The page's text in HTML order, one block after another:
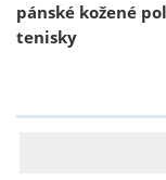
pánské kožené
tenisky